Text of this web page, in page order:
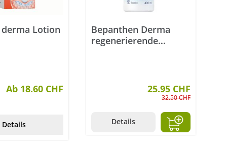
Lotion
Ab 18.60 CHF
Details
Bepanthen Derma
regenerierende
25.95 CHF
32.50 CHF
Details